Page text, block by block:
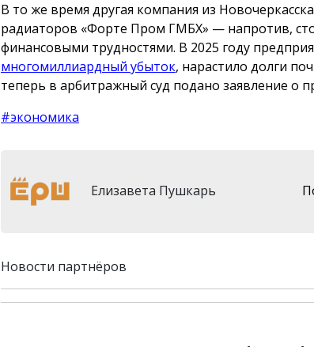
В то же время другая компания из
радиаторов «Форте Пром ГМБХ» — напротив,
финансовыми трудностями. В 2025 году
многомиллиардный убыток, нарастило долги
теперь в арбитражный суд подано заявление о
#экономика
Елизавета Пушкарь
Новости партнёров